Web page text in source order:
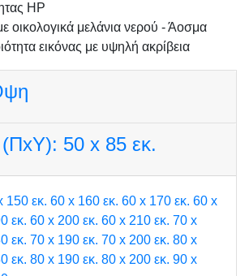
HP
οικολογικά μελάνια νερού - Άοσμα
εικόνας με υψηλή ακρίβεια
(ΠxΥ): 50 x 85 εκ.
150 εκ. 60 x 160 εκ. 60 x 170 εκ. 60 x
εκ. 60 x 200 εκ. 60 x 210 εκ. 70 x
εκ. 70 x 190 εκ. 70 x 200 εκ. 80 x
εκ. 80 x 190 εκ. 80 x 200 εκ. 90 x